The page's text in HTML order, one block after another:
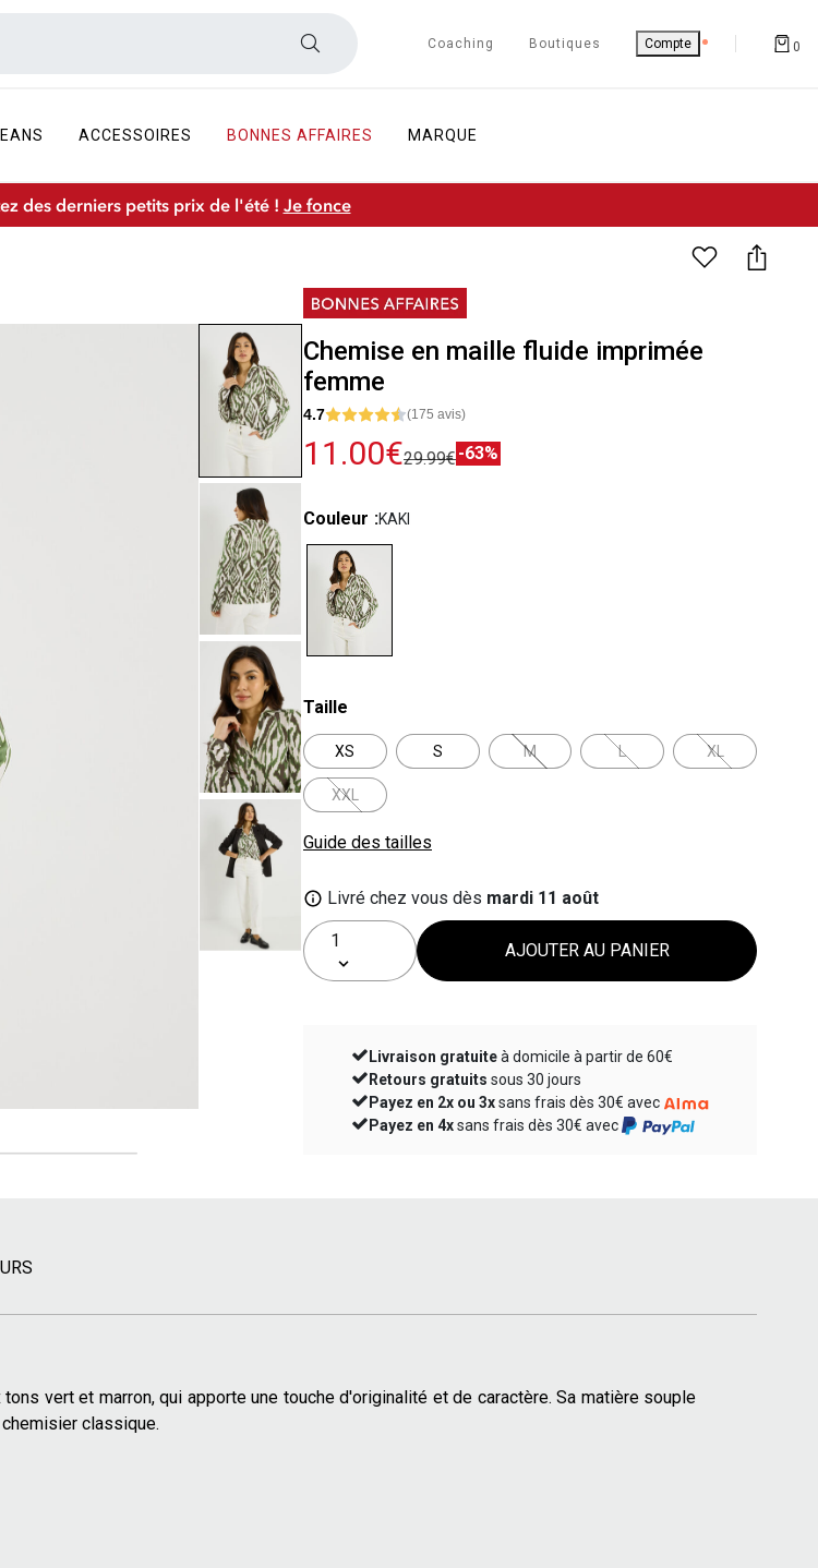
Coaching Boutiques Compte 0
ACCESSOIRES BONNES AFFAIRES MARQUE
des derniers petits prix de l'été ! Je fonce
Chemise en maille fluide imprimée
femme
4.7 (175 avis)
11.00€29.99€-63%
Couleur KAKI
Taille
XS S M L XL
XXL
Guide des tailles
Livré chez vous dès mardi 11 août
AJOUTER AU PANIER
Livraison gratuite
à domicile à partir de 60€
Retours gratuits
sous 30 jours
Payez en 2x ou 3x
sans frais dès 30€ avec
Payez en 4x
sans frais dès 30€ avec
vert et marron, qui apporte une touche d'originalité et de caractère. Sa matière souple
classique.